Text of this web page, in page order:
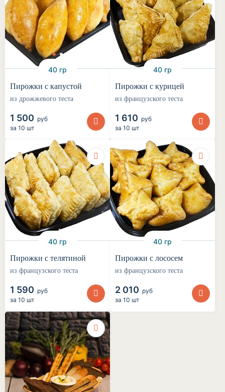
40 гр
Пирожки с капустой
из дрожжевого теста
1 500 руб
за 10 шт
40 гр
Пирожки с курицей
из французского теста
1 610 руб
за 10 шт
40 гр
Пирожки с телятиной
из французского теста
1 590 руб
за 10 шт
40 гр
Пирожки с лососем
из французского теста
2 010 руб
за 10 шт